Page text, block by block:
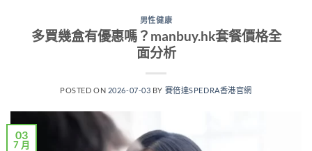
男性健康
多買幾盒有優惠嗎？manbuy.hk套餐價格全
面分析
POSTED ON 2026-07-03 BY 賽倍達SPEDRA香港官網
03
7 月